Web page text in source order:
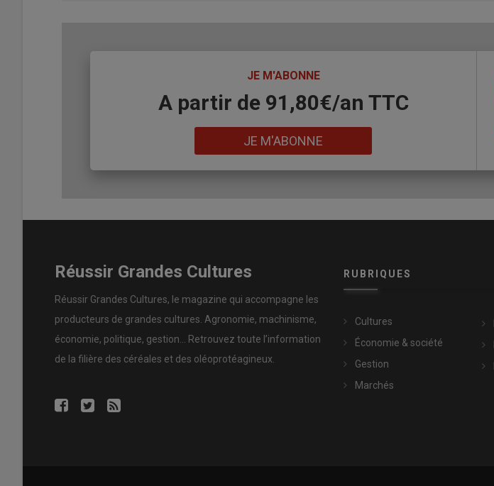
JE M'ABONNE
BodyA partir de 91,80€/an​ TTC
JE M'ABONNE
Réussir Grandes Cultures
Réussir Grandes Cultures, le magazine qui accompagne les
producteurs de grandes cultures Agronomie, machinisme,
économie, politique, gestion … Retrouvez toute l’information
de la filière des céréales et des oléoprotéagineux
RUBRIQUES
Cultures
Économie & société
Gestion
Marchés